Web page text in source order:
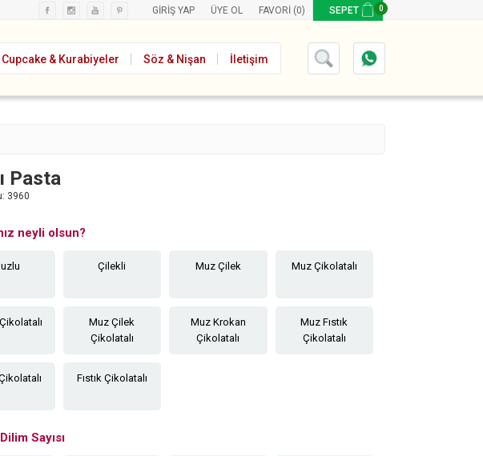
GIRIŞ YAP ÜYE OL FAVORI (0) SEPET 0
Cupcake & Kurabiyeler Söz & Nişan İletişim
Pasta
3960
neyli olsun?
Çilekli Muz Çilek Muz Çikolatalı
Muz Çilek
Çikolatalı
Muz Krokan
Çikolatalı
Muz Fıstık
Çikolatalı
Fıstık Çikolatalı
Sayısı